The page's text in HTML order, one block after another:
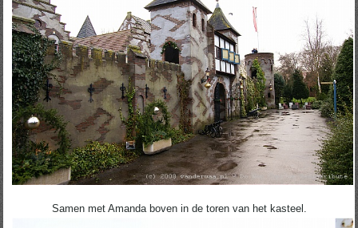
Samen met Amanda boven in de toren van het kasteel.